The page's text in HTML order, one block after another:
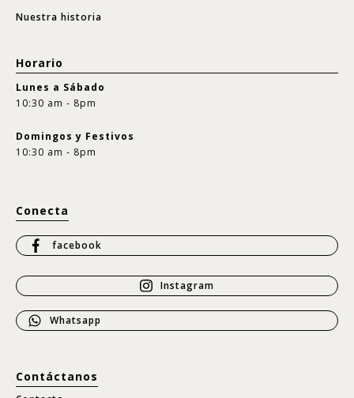
Nuestra historia
Horario
Lunes a Sábado
10:30 am - 8pm
Domingos y Festivos
10:30 am - 8pm
Conecta
facebook
Instagram
Whatsapp
Contáctanos